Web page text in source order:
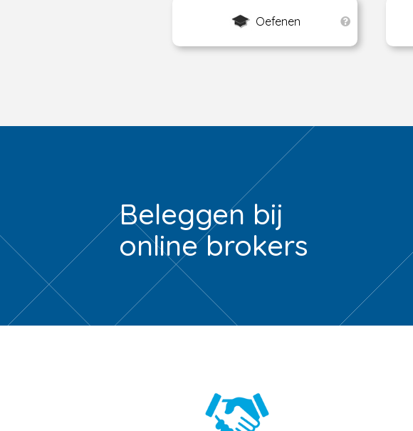
Oefenen
Beleggen bij
online brokers